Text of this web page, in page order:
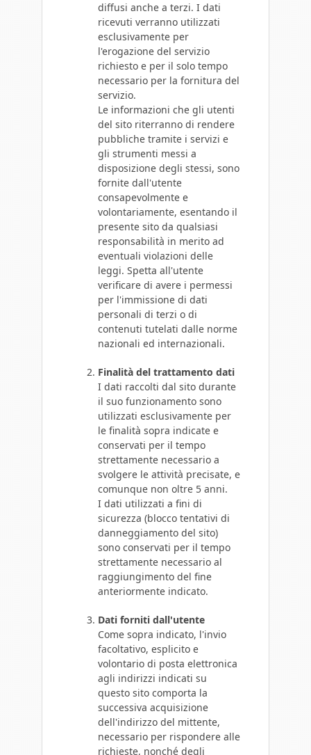
diffusi anche a terzi. I dati
ricevuti verranno utilizzati
esclusivamente per
l'erogazione del servizio
richiesto e per il solo tempo
necessario per la fornitura del
servizio.
Le informazioni che gli utenti
del sito riterranno di rendere
pubbliche tramite i servizi e
gli strumenti messi a
disposizione degli stessi, sono
fornite dall'utente
consapevolmente e
volontariamente, esentando il
presente sito da qualsiasi
responsabilità in merito ad
eventuali violazioni delle
leggi. Spetta all'utente
verificare di avere i permessi
per l'immissione di dati
personali di terzi o di
contenuti tutelati dalle norme
nazionali ed internazionali.
Finalità del trattamento dati
I dati raccolti dal sito durante
il suo funzionamento sono
utilizzati esclusivamente per
le finalità sopra indicate e
conservati per il tempo
strettamente necessario a
svolgere le attività precisate, e
comunque non oltre 5 anni.
I dati utilizzati a fini di
sicurezza (blocco tentativi di
danneggiamento del sito)
sono conservati per il tempo
strettamente necessario al
raggiungimento del fine
anteriormente indicato.
Dati forniti dall'utente
Come sopra indicato, l'invio
facoltativo, esplicito e
volontario di posta elettronica
agli indirizzi indicati su
questo sito comporta la
successiva acquisizione
dell'indirizzo del mittente,
necessario per rispondere alle
richieste, nonché degli